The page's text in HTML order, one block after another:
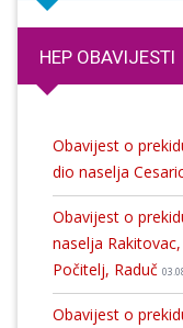
HEP OBAVIJESTI
Obavijest o
dio naselja
Obavijest o
naselja
Počitelj, Raduč
Obavijest o